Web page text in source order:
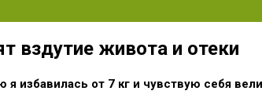
вздутие живота и отеки
избавилась от 7 кг и чувствую себя